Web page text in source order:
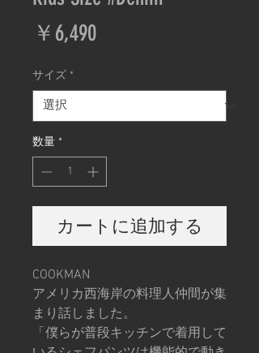
￥6,490価
サイズ *
数量 *
カートに追加する
COOKMAN
アメリカ西海岸の料理人仲間が集
まり話しました。
「僕らが普段キッチンで着用して